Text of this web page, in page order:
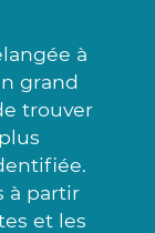
à
grand
trouver
à partir
et les